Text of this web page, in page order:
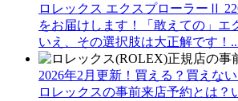
ロレックス エクスプローラーⅡ
をお届けします！「敢えての」エ
いえ、その選択肢は大正解です！
2026年2月更新！買える？買えな
ロレックスの事前来店予約とは？